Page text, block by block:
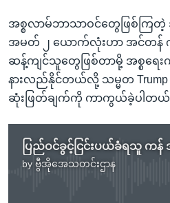
အစ္စလာမ်ဘာသာဝင်တွေဖြစ်ကြ
အမတ် ၂ ယောက်လုံးဟာ အင်တန် ဂ
ဆန့်ကျင်သူတွေဖြစ်တာမို့ အစ္စရေး
နားလည်နိုင်တယ်လို့ သမ္မတ Trump က
ဆုံးဖြတ်ချက်ကို ကာကွယ်ခဲ့ပါတယ်
by ဗွီအိုအေသတင်းဌာန
No media source